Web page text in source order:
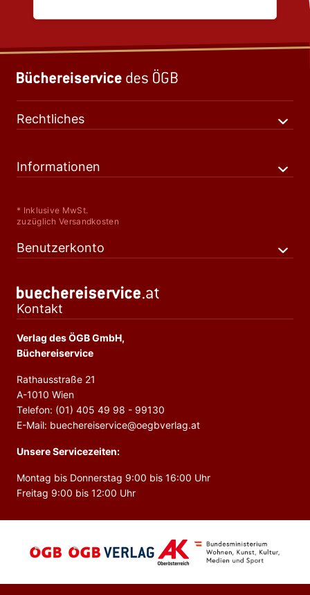
Rechtliches
Informationen
* Inklusive MwSt.
zuzüglich Versandkosten
Benutzerkonto
Kontakt
Verlag des ÖGB GmbH,
Büchereiservice
Rathausstraße 21
A-1010 Wien
Telefon: (01) 405 49 98 - 99130
E-Mail: buechereiservice@oegbverlag.at
Unsere Servicezeiten:
Montag bis Donnerstag 9:00 bis 16:00 Uhr
Freitag 9:00 bis 12:00 Uhr